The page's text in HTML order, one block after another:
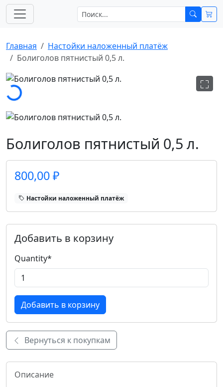
Главная
Настойки наложенный платёж
Болиголов пятнистый 0,5 л.
Загрузка...
Болиголов пятнистый 0,5 л.
800,00 ₽
Настойки наложенный платёж
Добавить в корзину
Quantity*
Вернуться к покупкам
Описание